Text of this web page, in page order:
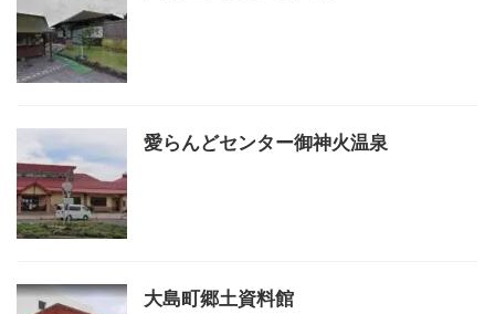
愛らんどセンター御神火温泉
大島町郷土資料館